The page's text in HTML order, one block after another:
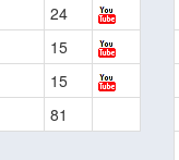
24
15
15
81